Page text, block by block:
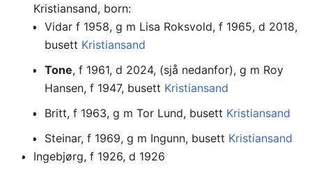
Kristiansand, born:
Vidar f 1958, g m Lisa Roksvold, f 1965, d 2018,
busett Kristiansand
Tone, f 1961, d 2024, (sjå nedanfor), g m Roy
Hansen, f 1947, busett Kristiansand
Britt, f 1963, g m Tor Lund, busett Kristiansand
Steinar, f 1969, g m Ingunn, busett Kristiansand
Ingebjørg, f 1926, d 1926